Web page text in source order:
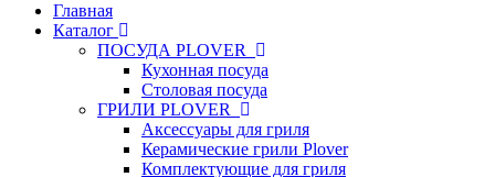
Главная
Каталог
ПОСУДА PLOVER
Кухонная посуда
Столовая посуда
ГРИЛИ PLOVER
Аксессуары для гриля
Керамические грили Plover
Комплектующие для гриля